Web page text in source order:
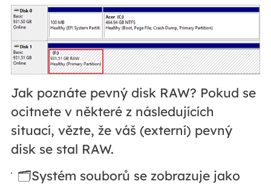
Jak poznáte pevný disk RAW? Pokud se
ocitnete v některé z následujících
situací, vězte, že váš (externí) pevný
disk se stal RAW.
🗂️Systém souborů se zobrazuje jako